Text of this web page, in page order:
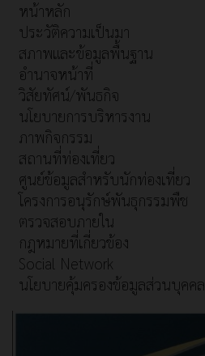
หน้าหลัก
ประวัติความเป็นมา
สภาพและข้อมูลพื้นฐาน
อำนาจหน้าที่
วิสัยทัศน์/พันธกิจ
นโยบายการบริหารงาน
ภาพกิจกรรม
สถานที่ท่องเที่ยว
ศูนย์ข้อมูลสำหรับนักท่องเที่ยว
โครงการอนุรักษ์พันธุกรรมพืช
ตรวจสอบภายใน
กฎหมายที่เกี่ยวข้อง
Social Network
นโยบายคุ้มครองข้อมูลส่วนบุคคล